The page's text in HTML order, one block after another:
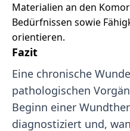
Materialien an den
Bedürfnissen sowie
orientieren.
Fazit
Eine chronische
pathologischen
Beginn einer
diagnostiziert und,